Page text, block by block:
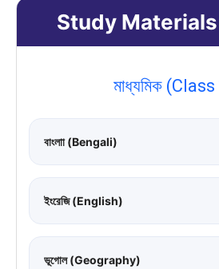
Study
মাধ্যমিক
বাংলাা (Bengali)
ইংরেজি (English)
ভূগোল (Geography)